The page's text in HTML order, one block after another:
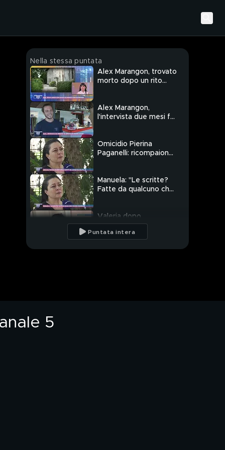
Nella stessa puntata
Alex Marangon, trovato
morto dopo un rito
Alex Marangon,
l'intervista due mesi fa:
Omicidio Pierina
Paganelli: ricompaiono
Manuela: "Le scritte?
Fatte da qualcuno che
Valeria dopo
l'aggressione a
Manuela: "Rifarei tutto"
Puntata intera
5